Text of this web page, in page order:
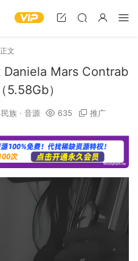
正文
Mars Contrab
）
族 · 音源 635 推广